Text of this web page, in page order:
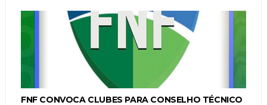
FNF CONVOCA CLUBES PARA CONSELHO TÉCNICO